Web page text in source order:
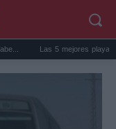
Las 5 mejores playas de